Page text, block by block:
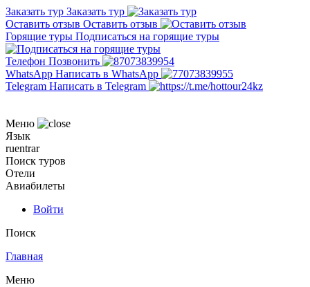
Заказать тур Заказать тур
Оставить отзыв Оставить отзыв
Горящие туры Подписаться на горящие туры
Телефон Позвонить
WhatsApp Написать в WhatsApp
Telegram Написать в Telegram
Меню
Язык
ruentrar
Поиск туров
Отели
Авиабилеты
Войти
Поиск
Главная
Меню